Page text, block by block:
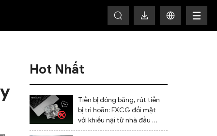
HOT
Hot Nhất
Tiền bị đóng băng, rút tiền
bị trì hoãn: FXCG đối mặt
với khiếu nại từ nhà đầu tư
về việc đóng tài khoản và